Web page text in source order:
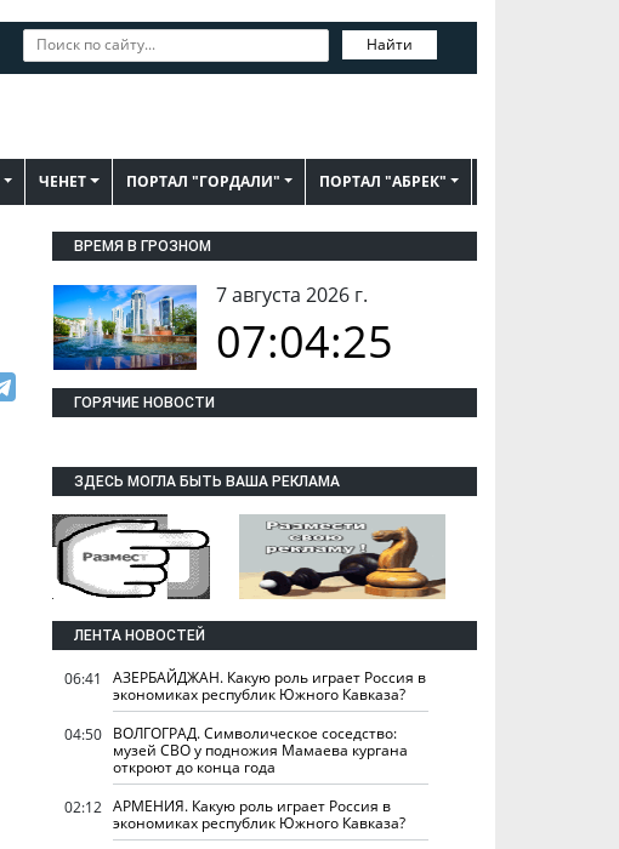
Найти
ЧЕНЕТ ПОРТАЛ "ГОРДАЛИ" ПОРТАЛ "АБРЕК"
ВРЕМЯ В ГРОЗНОМ
7 августа 2026 г.
07:04:26
ГОРЯЧИЕ НОВОСТИ
ЗДЕСЬ МОГЛА БЫТЬ ВАША РЕКЛАМА
ЛЕНТА НОВОСТЕЙ
06:41
АЗЕРБАЙДЖАН. Какую роль играет Россия в
экономиках республик Южного Кавказа?
04:50 ВОЛГОГРАД. Символическое соседство:
музей СВО у подножия Мамаева кургана
откроют до конца года
02:12 АРМЕНИЯ. Какую роль играет Россия в
экономиках республик Южного Кавказа?